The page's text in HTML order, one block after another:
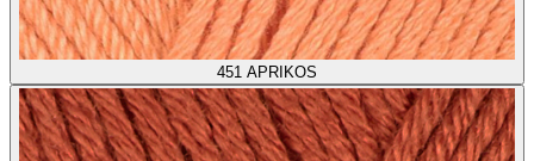
451 APRIKOS